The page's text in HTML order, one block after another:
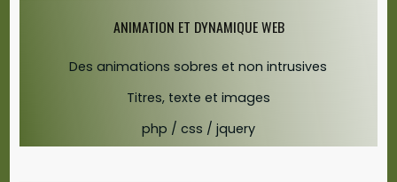
ANIMATION ET DYNAMIQUE WEB
Des animations sobres et non intrusives
Titres, texte et images
php / css / jquery